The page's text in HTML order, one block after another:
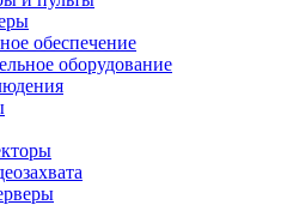
обеспечение
оборудование